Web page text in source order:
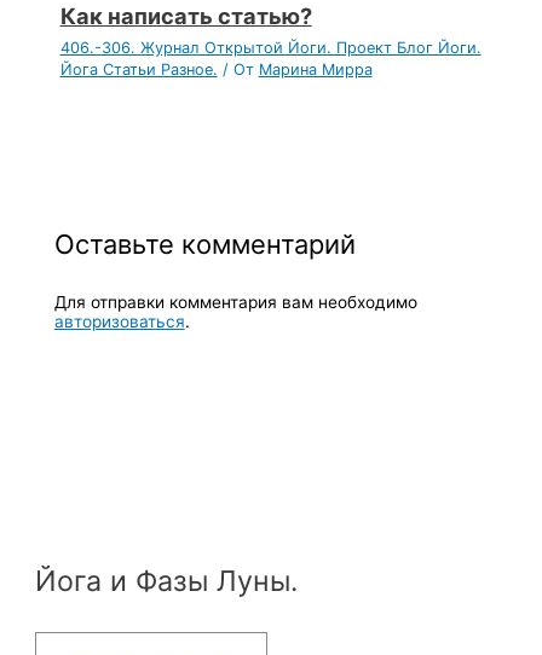
Как написать статью?
406.-306. Журнал Открытой Йоги. Проект Блог Йоги.
Йога Статьи Разное. / От Марина Мирра
Оставьте комментарий
Для отправки комментария вам необходимо
авторизоваться.
Йога и Фазы Луны.